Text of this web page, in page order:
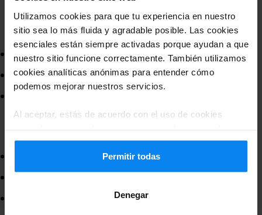
Utilizamos cookies para que tu experiencia en nuestro
sitio sea lo más fluida y agradable posible. Las cookies
esenciales están siempre activadas porque ayudan a que
nuestro sitio funcione correctamente. También utilizamos
cookies analíticas anónimas para entender cómo
podemos mejorar nuestros servicios.
Al aceptar, estás de acuerdo con el uso de cookies
configuración en cualquier momento. Para conocer todos
los detalles, consulta nuestra Política de privacidad
Permitir todas
Denegar
Barcelona-El Prat
Tu Valet– 9.42
Park and Greet– 9.25
PersonalParking Malaga– 9.55
– 9.11